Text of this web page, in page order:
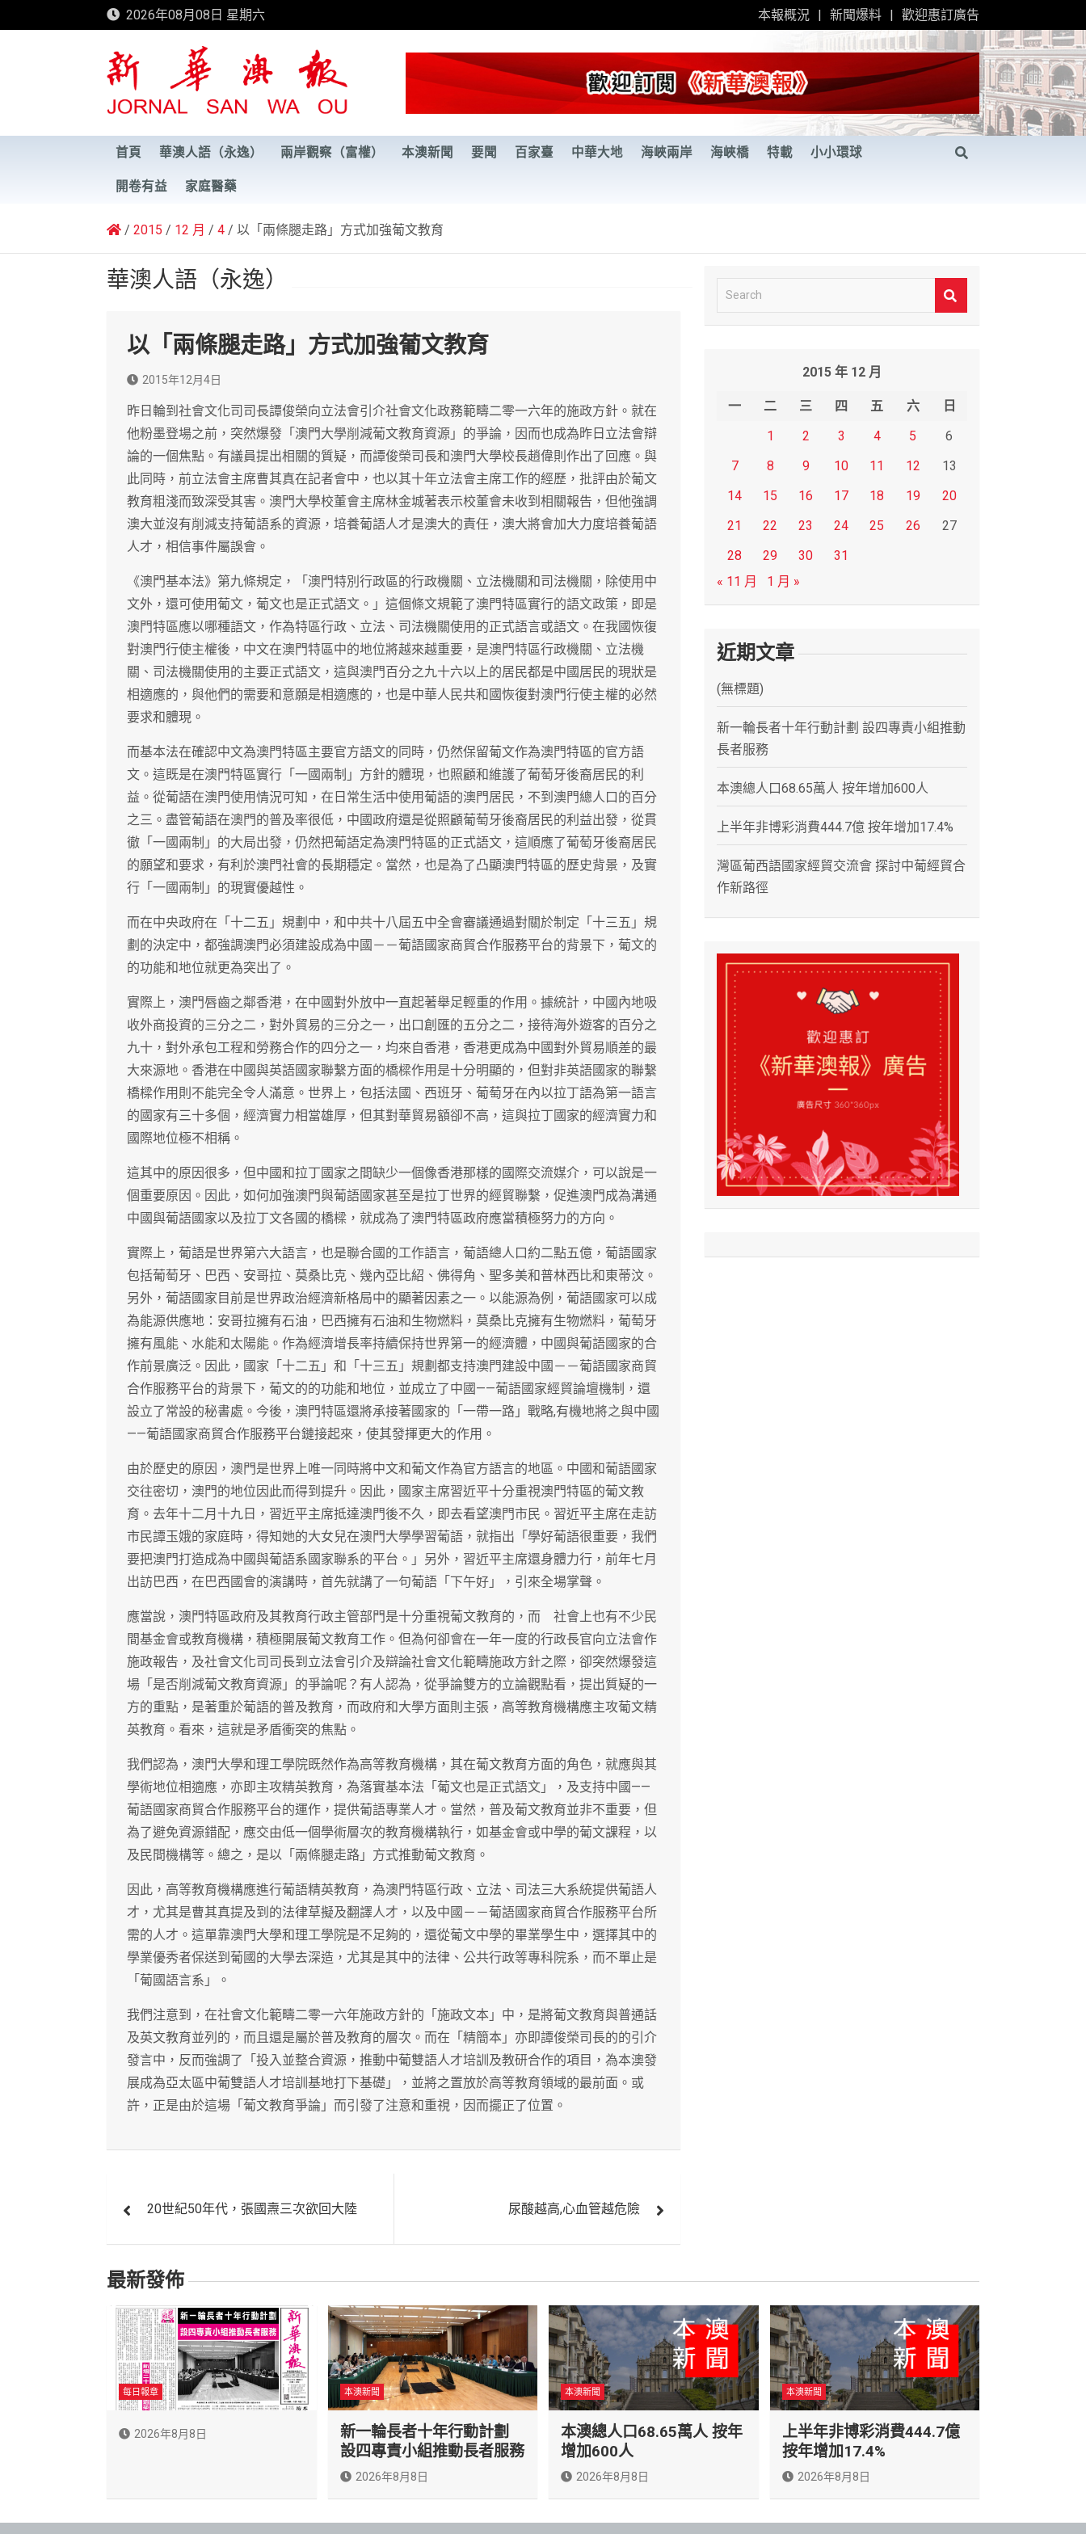
to
2026年08月08日 星期六 本報概況 新聞爆料 歡迎惠訂廣告
新華澳報
首頁 華澳人語（永逸） 兩岸觀察（富權） 本澳新聞 要聞 百家臺 中華大地 海峽兩岸 海峽橋 特載 小小環球
開卷有益 家庭醫藥
2015 12 月 4 以「兩條腿走路」方式加強葡文教育
華澳人語（永逸）
以「兩條腿走路」方式加強葡文教育
2015年12月4日
昨日輪到社會文化司司長譚俊榮向立法會引介社會文化政務範疇二零一六年的施政方針。就在
他粉墨登場之前，突然爆發「澳門大學削減葡文教育資源」的爭論，因而也成為昨日立法會辯
論的一個焦點。有議員提出相關的質疑，而譚俊榮司長和澳門大學校長趙偉則作出了回應。與
此同時，前立法會主席曹其真在記者會中，也以其十年立法會主席工作的經歷，批評由於葡文
教育粗淺而致深受其害。澳門大學校董會主席林金城著表示校董會未收到相關報告，但他強調
澳大並沒有削減支持葡語系的資源，培養葡語人才是澳大的責任，澳大將會加大力度培養葡語
人才，相信事件屬誤會。
《澳門基本法》第九條規定，「澳門特別行政區的行政機關、立法機關和司法機關，除使用中
文外，還可使用葡文，葡文也是正式語文。」這個條文規範了澳門特區實行的語文政策，即是
澳門特區應以哪種語文，作為特區行政、立法、司法機關使用的正式語言或語文。在我國恢復
對澳門行使主權後，中文在澳門特區中的地位將越來越重要，是澳門特區行政機關、立法機
關、司法機關使用的主要正式語文，這與澳門百分之九十六以上的居民都是中國居民的現狀是
相適應的，與他們的需要和意願是相適應的，也是中華人民共和國恢復對澳門行使主權的必然
要求和體現。
而基本法在確認中文為澳門特區主要官方語文的同時，仍然保留葡文作為澳門特區的官方語
文。這既是在澳門特區實行「一國兩制」方針的體現，也照顧和維護了葡萄牙後裔居民的利
益。從葡語在澳門使用情況可知，在日常生活中使用葡語的澳門居民，不到澳門總人口的百分
之三。盡管葡語在澳門的普及率很低，中國政府還是從照顧葡萄牙後裔居民的利益出發，從貫
徹「一國兩制」的大局出發，仍然把葡語定為澳門特區的正式語文，這順應了葡萄牙後裔居民
的願望和要求，有利於澳門社會的長期穩定。當然，也是為了凸顯澳門特區的歷史背景，及實
行「一國兩制」的現實優越性。
而在中央政府在「十二五」規劃中，和中共十八屆五中全會審議通過對關於制定「十三五」規
劃的決定中，都強調澳門必須建設成為中國－－葡語國家商貿合作服務平台的背景下，葡文的
的功能和地位就更為突出了。
實際上，澳門唇齒之鄰香港，在中國對外放中一直起著舉足輕重的作用。據統計，中國內地吸
收外商投資的三分之二，對外貿易的三分之一，出口創匯的五分之二，接待海外遊客的百分之
九十，對外承包工程和勞務合作的四分之一，均來自香港，香港更成為中國對外貿易順差的最
大來源地。香港在中國與英語國家聯繫方面的橋樑作用是十分明顯的，但對非英語國家的聯繫
橋樑作用則不能完全令人滿意。世界上，包括法國、西班牙、葡萄牙在內以拉丁語為第一語言
的國家有三十多個，經濟實力相當雄厚，但其對華貿易額卻不高，這與拉丁國家的經濟實力和
國際地位極不相稱。
這其中的原因很多，但中國和拉丁國家之間缺少一個像香港那樣的國際交流媒介，可以說是一
個重要原因。因此，如何加強澳門與葡語國家甚至是拉丁世界的經貿聯繫，促進澳門成為溝通
中國與葡語國家以及拉丁文各國的橋樑，就成為了澳門特區政府應當積極努力的方向。
實際上，葡語是世界第六大語言，也是聯合國的工作語言，葡語總人口約二點五億，葡語國家
包括葡萄牙、巴西、安哥拉、莫桑比克、幾內亞比紹、佛得角、聖多美和普林西比和東蒂汶。
另外，葡語國家目前是世界政治經濟新格局中的顯著因素之一。以能源為例，葡語國家可以成
為能源供應地：安哥拉擁有石油，巴西擁有石油和生物燃料，莫桑比克擁有生物燃料，葡萄牙
擁有風能、水能和太陽能。作為經濟增長率持續保持世界第一的經濟體，中國與葡語國家的合
作前景廣泛。因此，國家「十二五」和「十三五」規劃都支持澳門建設中國－－葡語國家商貿
合作服務平台的背景下，葡文的的功能和地位，並成立了中國——葡語國家經貿論壇機制，還
設立了常設的秘書處。今後，澳門特區還將承接著國家的「一帶一路」戰略,有機地將之與中國
——葡語國家商貿合作服務平台鏈接起來，使其發揮更大的作用。
由於歷史的原因，澳門是世界上唯一同時將中文和葡文作為官方語言的地區。中國和葡語國家
交往密切，澳門的地位因此而得到提升。因此，國家主席習近平十分重視澳門特區的葡文教
育。去年十二月十九日，習近平主席抵達澳門後不久，即去看望澳門市民。習近平主席在走訪
市民譚玉娥的家庭時，得知她的大女兒在澳門大學學習葡語，就指出「學好葡語很重要，我們
要把澳門打造成為中國與葡語系國家聯系的平台。」另外，習近平主席還身體力行，前年七月
出訪巴西，在巴西國會的演講時，首先就講了一句葡語「下午好」，引來全場掌聲。
應當說，澳門特區政府及其教育行政主管部門是十分重視葡文教育的，而 社會上也有不少民
間基金會或教育機構，積極開展葡文教育工作。但為何卻會在一年一度的行政長官向立法會作
施政報告，及社會文化司司長到立法會引介及辯論社會文化範疇施政方針之際，卻突然爆發這
場「是否削減葡文教育資源」的爭論呢？有人認為，從爭論雙方的立論觀點看，提出質疑的一
方的重點，是著重於葡語的普及教育，而政府和大學方面則主張，高等教育機構應主攻葡文精
英教育。看來，這就是矛盾衝突的焦點。
我們認為，澳門大學和理工學院既然作為高等教育機構，其在葡文教育方面的角色，就應與其
學術地位相適應，亦即主攻精英教育，為落實基本法「葡文也是正式語文」，及支持中國——
葡語國家商貿合作服務平台的運作，提供葡語專業人才。當然，普及葡文教育並非不重要，但
為了避免資源錯配，應交由低一個學術層次的教育機構執行，如基金會或中學的葡文課程，以
及民間機構等。總之，是以「兩條腿走路」方式推動葡文教育。
因此，高等教育機構應進行葡語精英教育，為澳門特區行政、立法、司法三大系統提供葡語人
才，尤其是曹其真提及到的法律草擬及翻譯人才，以及中國－－葡語國家商貿合作服務平台所
需的人才。這單靠澳門大學和理工學院是不足夠的，還從葡文中學的畢業學生中，選擇其中的
學業優秀者保送到葡國的大學去深造，尤其是其中的法律、公共行政等專科院系，而不單止是
「葡國語言系」。
我們注意到，在社會文化範疇二零一六年施政方針的「施政文本」中，是將葡文教育與普通話
及英文教育並列的，而且還是屬於普及教育的層次。而在「精簡本」亦即譚俊榮司長的的引介
發言中，反而強調了「投入並整合資源，推動中葡雙語人才培訓及教研合作的項目，為本澳發
展成為亞太區中葡雙語人才培訓基地打下基礎」，並將之置放於高等教育領域的最前面。或
許，正是由於這場「葡文教育爭論」而引發了注意和重視，因而擺正了位置。
章
覽
20世紀50年代，張國燾三次欲回大陸 尿酸越高,心血管越危險
e
2015 年 12 月
一 二 三 四 五 六
日
1
2 3 4 5
6
7
8 9 10 11 12
13
14
15 16 17 18 19
20
21
22 23 24 25 26
27
28
29 30
31
« 11 月
1 月 »
近期文章
(無標題)
新一輪長者十年行動計劃 設四專責小組推動
長者服務
本澳總人口68.65萬人 按年增加600人
上半年非博彩消費444.7億 按年增加17.4%
灣區葡西語國家經貿交流會 探討中葡經貿合
作新路徑
最新發佈
每日報章
2026年8月8日
本澳新聞
新一輪長者十年行動計劃
設四專責小組推動長者服務
2026年8月8日
本澳新聞
本澳總人口68.65萬人 按年
增加600人
2026年8月8日
本澳新聞
上半年非博彩消費444.7億
按年增加17.4%
2026年8月8日